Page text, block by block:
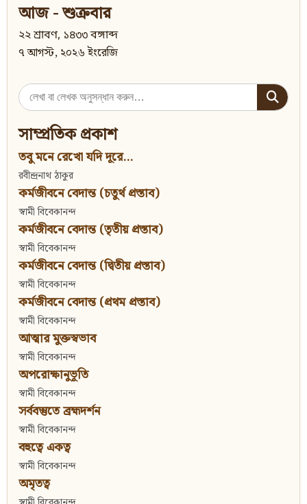
আজ - শুক্রবার
২২ শ্রাবণ, ১৪৩৩ বঙ্গাব্দ
৭ আগস্ট, ২০২৬ ইংরেজি
Search
for:
সাম্প্রতিক প্রকাশ
তবু মনে রেখো যদি দূরে...
রবীন্দ্রনাথ ঠাকুর
কর্মজীবনে বেদান্ত (চতুর্থ প্রস্তাব)
স্বামী বিবেকানন্দ
কর্মজীবনে বেদান্ত (তৃতীয় প্রস্তাব)
স্বামী বিবেকানন্দ
কর্মজীবনে বেদান্ত (দ্বিতীয় প্রস্তাব)
স্বামী বিবেকানন্দ
কর্মজীবনে বেদান্ত (প্রথম প্রস্তাব)
স্বামী বিবেকানন্দ
আত্মার মুক্তস্বভাব
স্বামী বিবেকানন্দ
অপরোক্ষানুভূতি
স্বামী বিবেকানন্দ
সর্ববস্তুতে ব্রহ্মদর্শন
স্বামী বিবেকানন্দ
বহুত্বে একত্ব
স্বামী বিবেকানন্দ
অমৃতত্ব